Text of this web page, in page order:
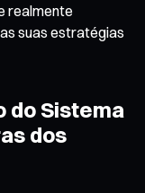
realmente
suas estratégias
do Sistema
dos